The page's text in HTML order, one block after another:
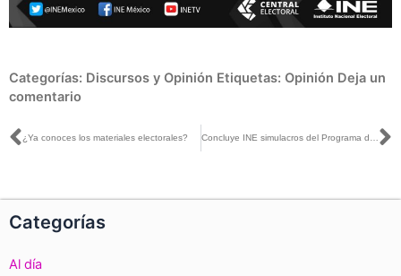
Categorías: Discursos y Opinión Etiquetas: Opinión Deja un
comentario
Ant
¿Ya conoces los materiales electorales?
Categorías
Al día